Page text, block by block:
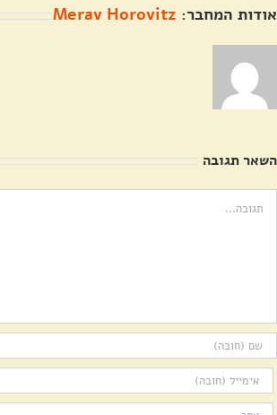
אודות המחבר: Merav Horovitz
השאר תגובה